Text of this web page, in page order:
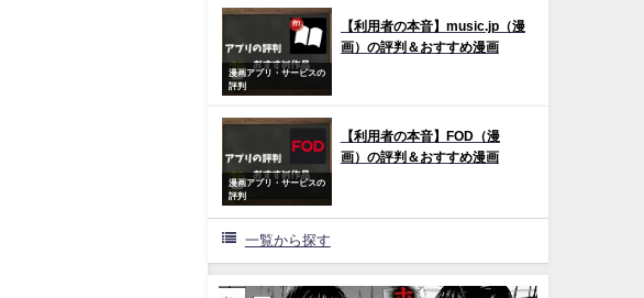
漫画アプリ・サービスの
評判
【利用者の本音】music.jp（漫
画）の評判＆おすすめ漫画
漫画アプリ・サービスの
評判
【利用者の本音】FOD（漫
画）の評判＆おすすめ漫画
一覧から探す